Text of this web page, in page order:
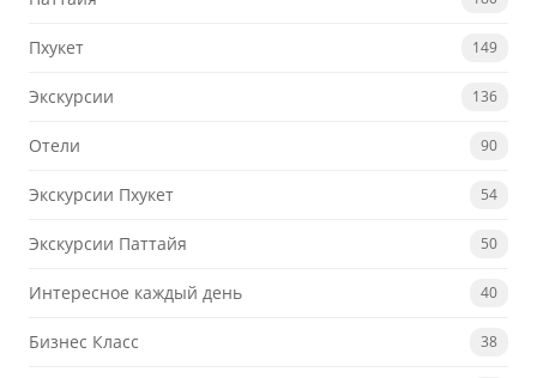
Пхукет 149
Экскурсии 136
Отели 90
Экскурсии Пхукет 54
Экскурсии Паттайя 50
Интересное каждый день 40
Бизнес Класс 38